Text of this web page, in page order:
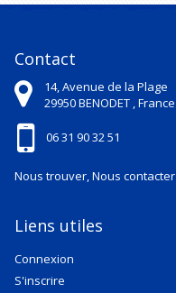
Contact
14, Avenue de la Plage
29950BENODET ,France
06 31 90 32 51
Nous trouver, Nous contacter
Liens utiles
Connexion
S'inscrire